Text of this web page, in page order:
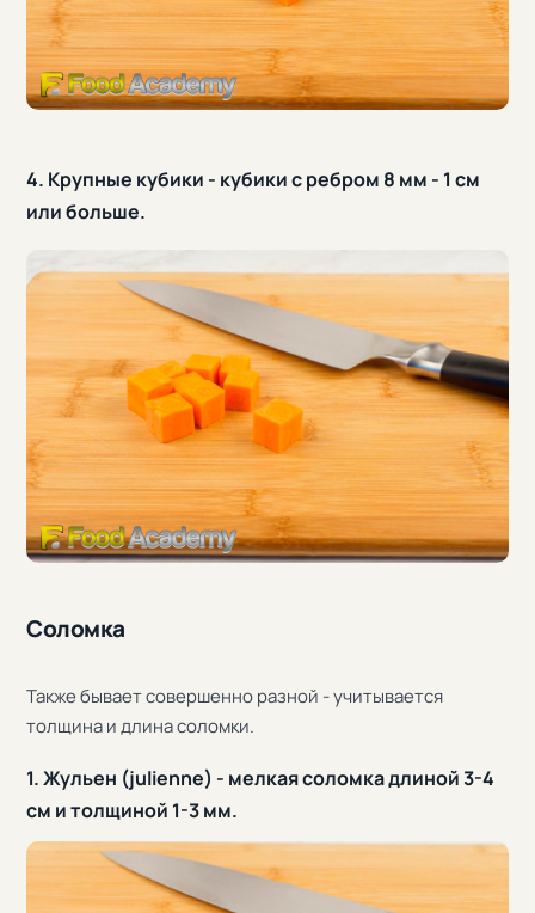
4. Крупные кубики - кубики с ребром 8 мм - 1 см
или больше.
Соломка
Также бывает совершенно разной - учитывается
толщина и длина соломки.
1. Жульен (julienne) - мелкая соломка длиной 3-4
см и толщиной 1-3 мм.